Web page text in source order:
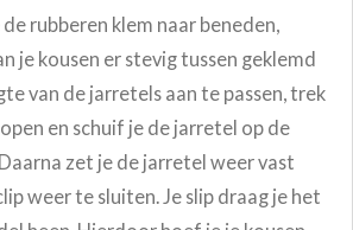
rubberen klem naar beneden,
je kousen er stevig tussen geklemd
van de jarretels aan te passen, trek
en schuif je de jarretel op de
zet je de jarretel weer vast
weer te sluiten. Je slip draag je het